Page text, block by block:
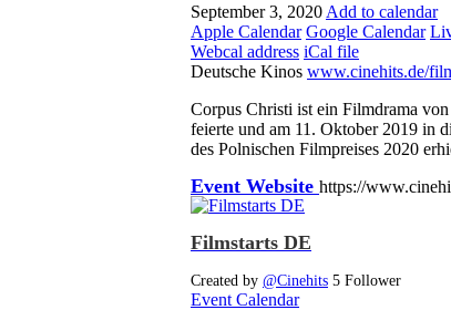
September 3, 2020 Add to calendar
Apple Calendar Google Calendar
Webcal address iCal file
Deutsche Kinos www.cinehits.de/
Corpus Christi ist ein Filmdrama
feierte und am 11. Oktober 2019 in
des Polnischen Filmpreises 2020
Event Website https://
Filmstarts DE
Created by @Cinehits 5 Follower
Event Calendar